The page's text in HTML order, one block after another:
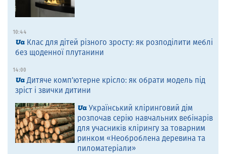
10:44
Клас для дітей різного зросту: як розподілити меблі
без щоденної плутанини
14:00
Дитяче комп’ютерне крісло: як обрати модель під
зріст і звички дитини
Український кліринговий дім
розпочав серію навчальних вебінарів
для учасників клірингу за товарним
ринком «Необроблена деревина та
пиломатеріали»